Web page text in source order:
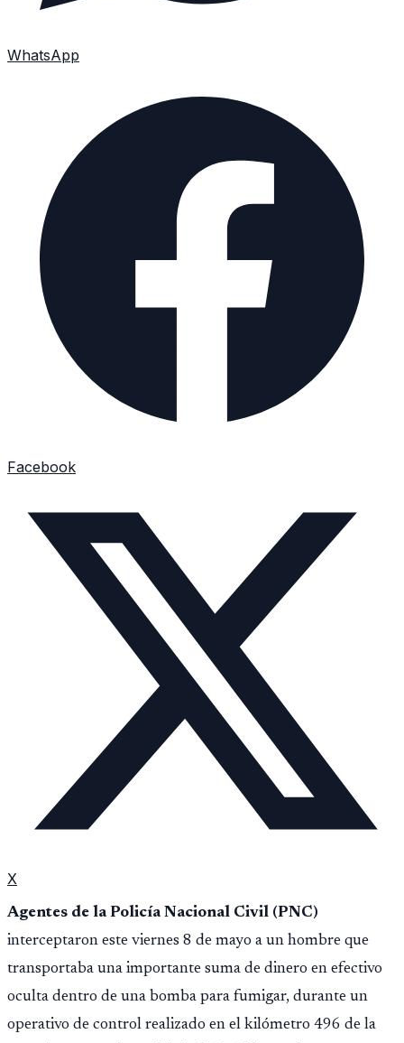
WhatsApp
Facebook
X
Agentes de la Policía Nacional Civil (PNC)
interceptaron este viernes 8 de mayo a un hombre que
transportaba una importante suma de dinero en efectivo
oculta dentro de una bomba para fumigar, durante un
operativo de control realizado en el kilómetro 496 de la